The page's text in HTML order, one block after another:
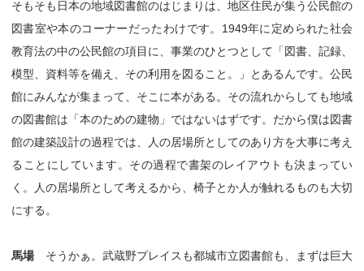
そもそも日本の地域図書館のはじまりは、地区住民が集う公民館の
図書室や本のコーナーだったわけです。1949年に定められた社会
教育法の中の公民館の項目に、事業のひとつとして「図書、記録、
模型、資料等を備え、その利用を図ること。」とあるんです。公民
館にみんなが集まって、そこに本がある。その流れからしても地域
の図書館は「本のための建物」ではないはずです。だから僕は図書
館の建築設計の過程では、人の居場所としてのあり方を大事に考え
ることにしています。その過程で書架のレイアウトも決まってい
く。人の居場所として考えるから、椅子とか人が触れるものも大切
にする。
馬場そうかぁ。武蔵野プレイスも都城市立図書館も、まずは巨大